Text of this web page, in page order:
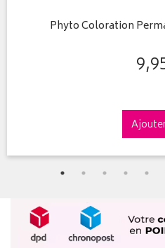
Phyto Coloration
9,